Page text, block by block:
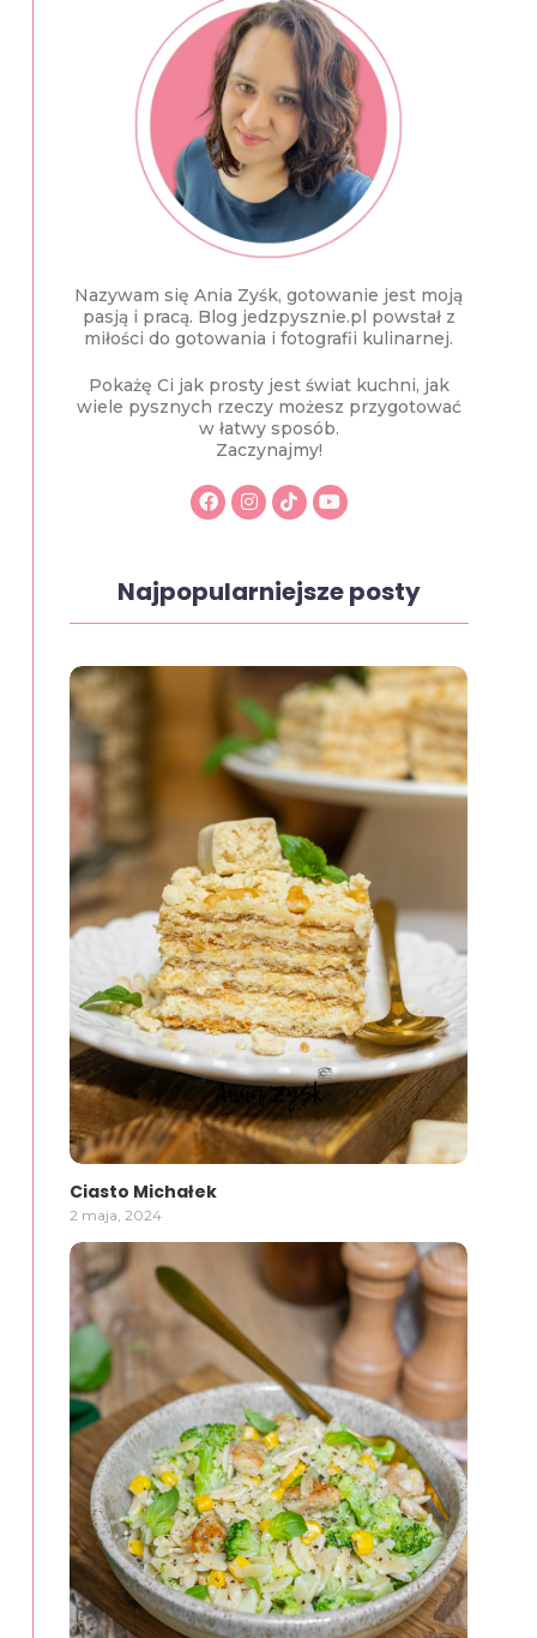
Nazywam się Ania Zyśk, gotowanie jest moją
pasją i pracą. Blog jedzpysznie.pl powstał z
miłości do gotowania i fotografii kulinarnej.
Pokażę Ci jak prosty jest świat kuchni, jak
wiele pysznych rzeczy możesz przygotować
w łatwy sposób.
Zaczynajmy!
Najpopularniejsze posty
Ciasto Michałek
2 maja, 2024